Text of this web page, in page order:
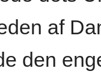
af
den